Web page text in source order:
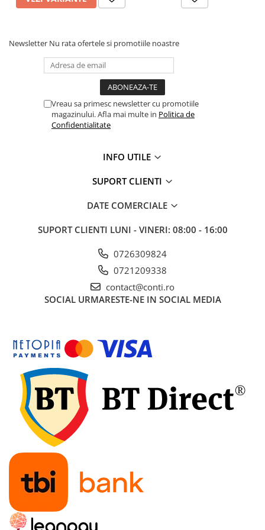
Compactoare
Maiuri compactoare
Placi compactoare unidirectionale
Placi compactoare reversibile
Cilindri vibrocompactori
Accesorii compactoare
Depozitare, transport si protectie
Scari de lucru si schele
Echipamente pentru transport
Accesorii pentru depozitare,
Tehnica diamantata
Carote diamantate
Discuri diamantate
Freze diamantate
Masini de sapat
Masini de sapat santuri (Trenchere)
Foreze pentru subtraversari
Accesorii pentru santier
Tubulatura evacuare deseuri
Parapeti rutieri
Arzatoare izolatii cu gaz
Scule si unelte
Scule electrice
Newsletter Nu rata ofertele si promotiile noastre
Vreau sa primesc newsletter cu promotiile
magazinului. Afla mai multe in Politica de
Confidentialitate
INFO UTILE
SUPORT CLIENTI
DATE COMERCIALE
SUPORT CLIENTI LUNI - VINERI: 08:00 - 16:00
0726309824
0721209338
contact@conti.ro
SOCIAL URMARESTE-NE IN SOCIAL MEDIA